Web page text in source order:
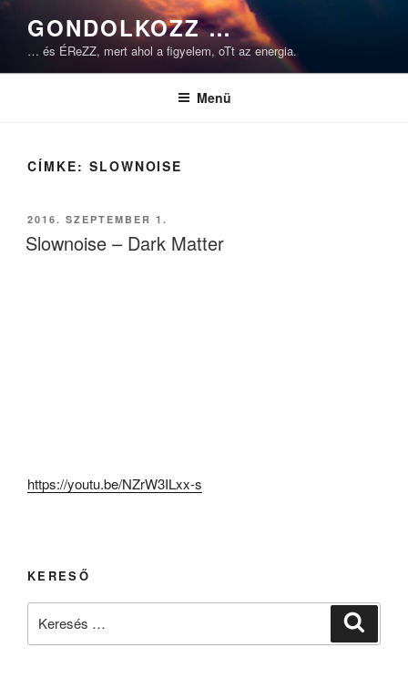
Tartalomhoz
GONDOLKOZZ …
… és ÉReZZ, mert ahol a figyelem, oTt az energia.
Menü
CÍMKE: SLOWNOISE
BEKÜLDVE:
2016. SZEPTEMBER 1.
Slownoise – Dark Matter
https://youtu.be/NZrW3ILxx-s
KERESŐ